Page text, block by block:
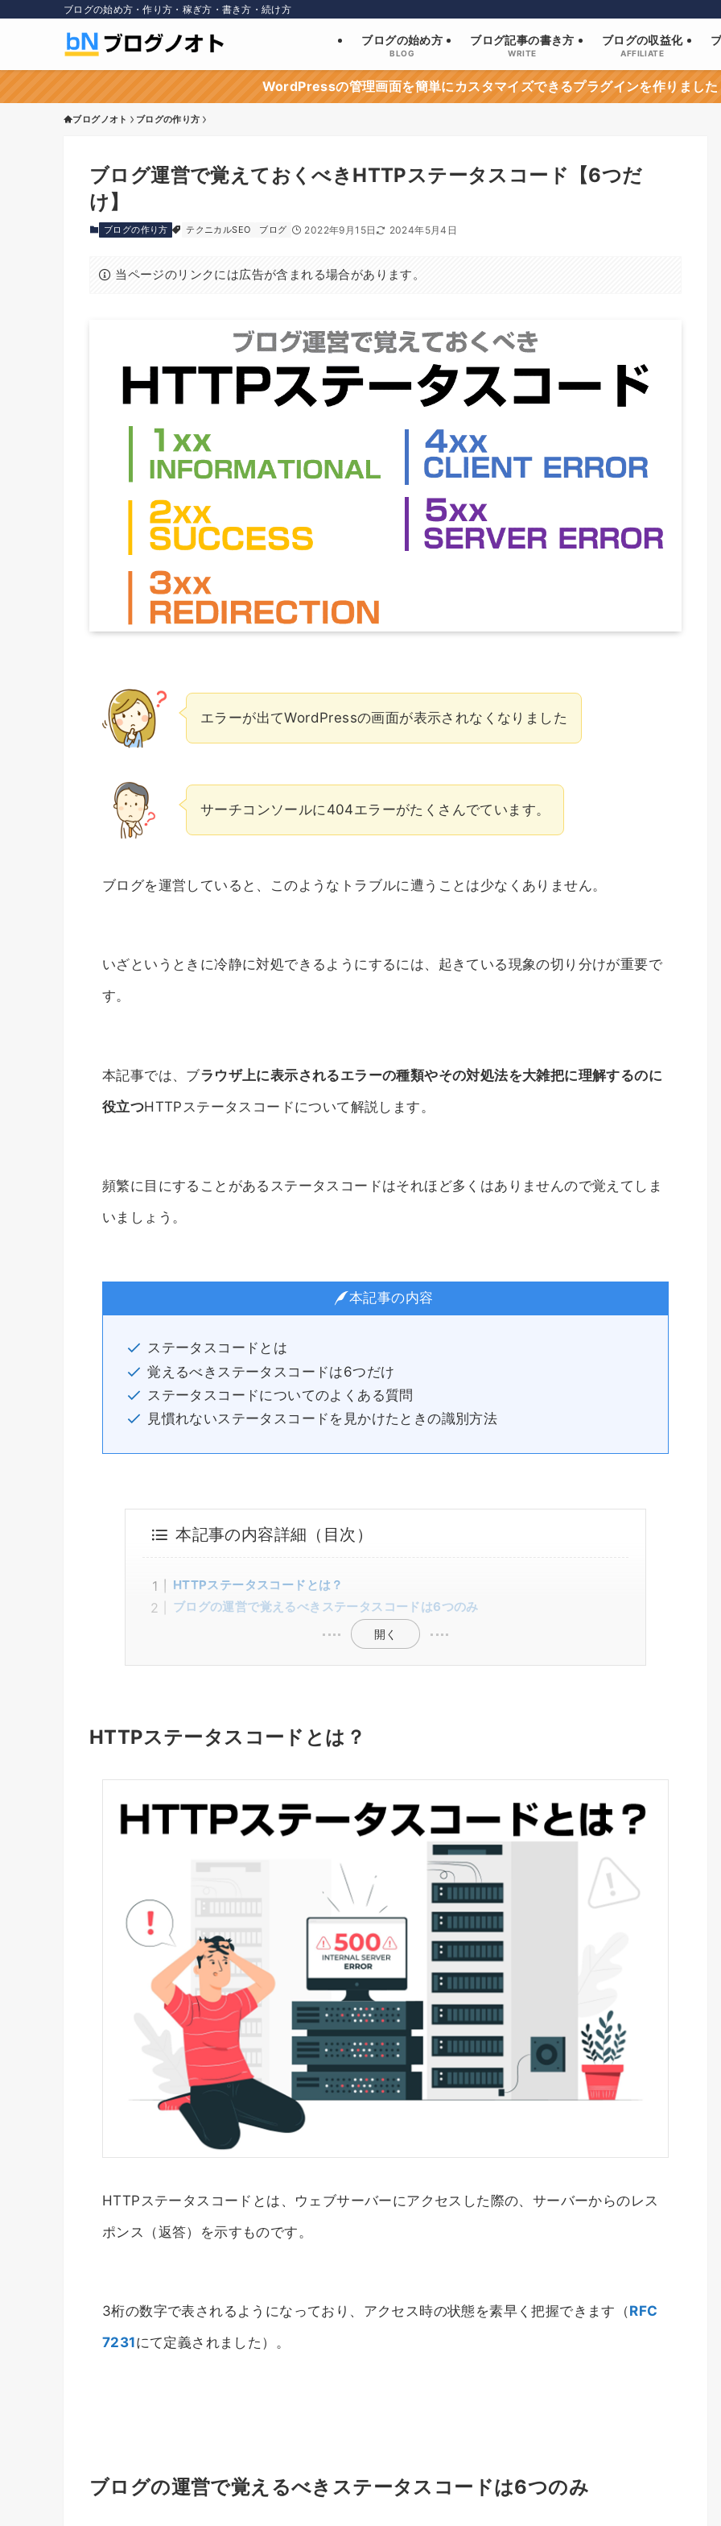
ブログの始め方・作り方・稼ぎ方・書き方・続け方
ブログの始め方
BLOG
ブログ記事の書き方
WRITE
ブログの収益化
AFFILIATE
WordPressの管理画面を簡単にカスタマイズできるプラグインを作りまし
ブログノオト ブログの作り方
ブログ運営で覚えておくべきHTTPステータスコード【6つだ
け】
ブログの作り方 テクニカルSEO ブログ 2022年9月15日 2024年5月4日
当ページのリンクには広告が含まれる場合があります。
エラーが出てWordPressの画面が表示されなくなりました
サーチコンソールに404エラーがたくさんでています。
ブログを運営していると、このようなトラブルに遭うことは少なくありません。
いざというときに冷静に対処できるようにするには、起きている現象の切り分けが重要で
す。
本記事では、ブラウザ上に表示されるエラーの種類やその対処法を大雑把に理解するのに
役立つHTTPステータスコードについて解説します。
頻繁に目にすることがあるステータスコードはそれほど多くはありませんので覚えてしま
いましょう。
本記事の内容
ステータスコードとは
覚えるべきステータスコードは6つだけ
ステータスコードについてのよくある質問
見慣れないステータスコードを見かけたときの識別方法
本記事の内容詳細（目次）
HTTPステータスコードとは？
ブログの運営で覚えるべきステータスコードは6つのみ
開く
HTTPステータスコードとは？
HTTPステータスコードとは、ウェブサーバーにアクセスした際の、サーバーからのレス
ポンス（返答）を示すものです。
3桁の数字で表されるようになっており、アクセス時の状態を素早く把握できます（RFC
7231にて定義されました）。
ブログの運営で覚えるべきステータスコードは6つのみ